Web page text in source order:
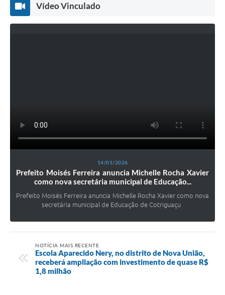
Vídeo Vinculado
14/01/2026
Prefeito Moisés Ferreira anuncia Michelle Rocha Xavier
como nova secretária municipal de Educação...
Prefeito Moisés Ferreira anuncia Michelle Rocha Xavier como nova
secretária municipal de Educação de Cotriguaçu
NOTÍCIA MAIS RECENTE
Escola Aparecido Nery, no distrito de Nova União,
receberá ampliação com investimento de quase R$
1,8 milhão